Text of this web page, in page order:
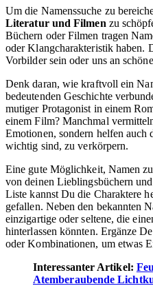
Um die Namenssuche zu
Literatur und Filmen zu
Büchern oder Filmen tragen
oder Klangcharakteristik haben.
Vorbilder sein oder uns an
Denk daran, wie kraftvoll ein
bedeutenden Geschichte
mutiger Protagonist in einem
einem Film? Manchmal
Emotionen, sondern helfen auch
wichtig sind, zu verkörpern.
Eine gute Möglichkeit, Namen
von deinen Lieblingsbüchern
Liste kannst Du die Charaktere
gefallen. Neben den bekannten
einzigartige oder seltene, die
hinterlassen könnten. Ergänze
oder Kombinationen, um etwas
Interessanter Artikel:
Atemberaubende